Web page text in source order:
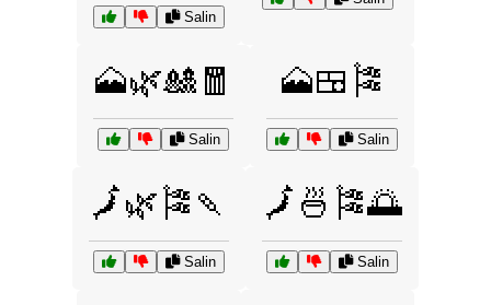
Salin
🗻🌿🎎🧧
Salin
🗻🍱🎏
Salin
🗾🌿🎏🍡
Salin
🗾🍜🎏🌅
Salin